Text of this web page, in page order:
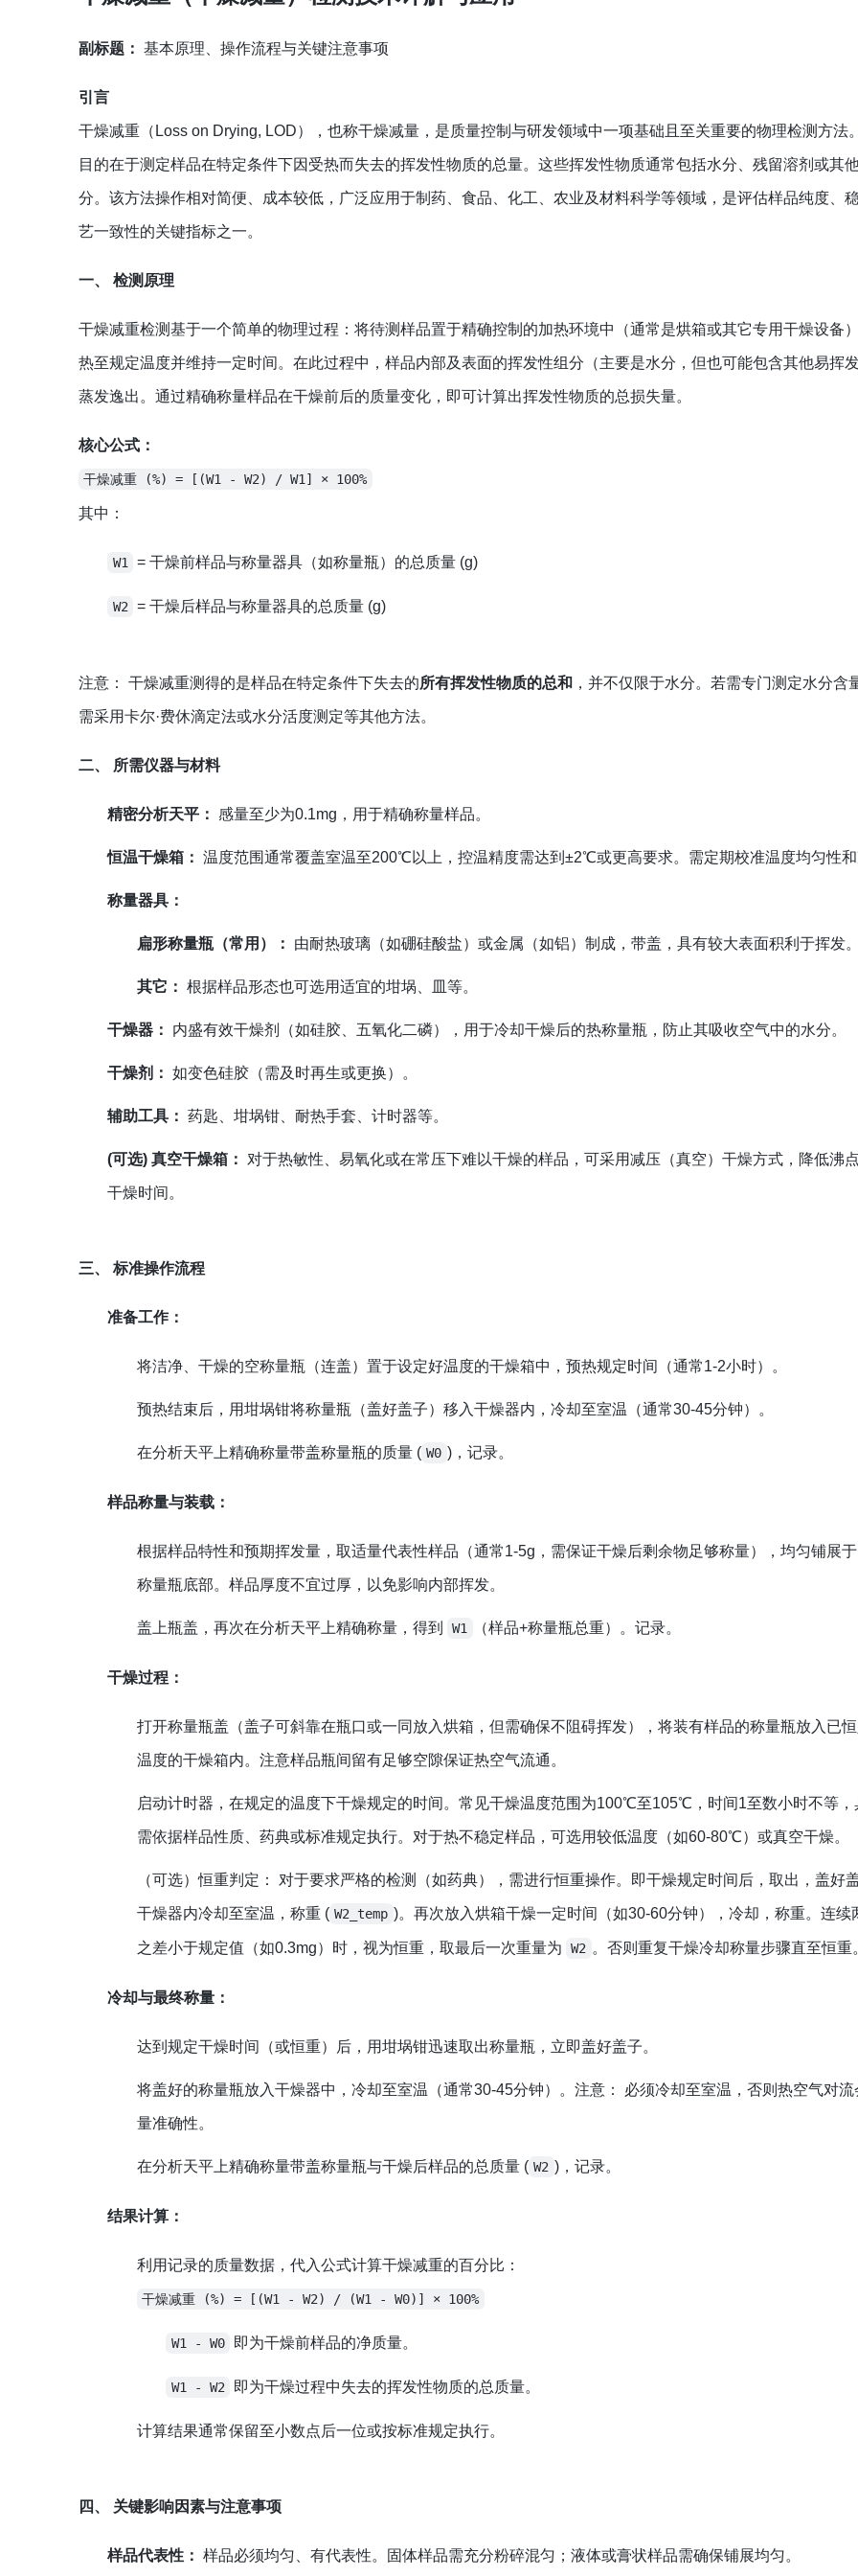
副标题： 基本原理、操作流程与关键注意事项
引言
干燥减重（Loss on Drying, LOD），也称干燥减量，是质量控制与研发领域中一项基础且至关重要的物理检测方法
目的在于测定样品在特定条件下因受热而失去的挥发性物质的总量。这些挥发性物质通常包括水分、残留溶剂或其
分。该方法操作相对简便、成本较低，广泛应用于制药、食品、化工、农业及材料科学等领域，是评估样品纯度、
艺一致性的关键指标之一。
一、 检测原理
干燥减重检测基于一个简单的物理过程：将待测样品置于精确控制的加热环境中（通常是烘箱或其它专用干燥设备
热至规定温度并维持一定时间。在此过程中，样品内部及表面的挥发性组分（主要是水分，但也可能包含其他易挥
蒸发逸出。通过精确称量样品在干燥前后的质量变化，即可计算出挥发性物质的总损失量。
核心公式：
干燥减重 (%) = [(W1 - W2) / W1] × 100%
其中：
W1 = 干燥前样品与称量器具（如称量瓶）的总质量 (g)
W2 = 干燥后样品与称量器具的总质量 (g)
注意： 干燥减重测得的是样品在特定条件下失去的所有挥发性物质的总和 ，并不仅限于水分。若需专门测定水分含
需采用卡尔·费休滴定法或水分活度测定等其他方法。
二、 所需仪器与材料
精密分析天平： 感量至少为0.1mg，用于精确称量样品。
恒温干燥箱： 温度范围通常覆盖室温至200℃以上，控温精度需达到±2℃或更高要求。需定期校准温度均匀性和
称量器具：
扁形称量瓶（常用）： 由耐热玻璃（如硼硅酸盐）或金属（如铝）制成，带盖，具有较大表面积利于挥发。
其它： 根据样品形态也可选用适宜的坩埚、皿等。
干燥器： 内盛有效干燥剂（如硅胶、五氧化二磷），用于冷却干燥后的热称量瓶，防止其吸收空气中的水分。
干燥剂： 如变色硅胶（需及时再生或更换）。
辅助工具： 药匙、坩埚钳、耐热手套、计时器等。
(可选) 真空干燥箱： 对于热敏性、易氧化或在常压下难以干燥的样品，可采用减压（真空）干燥方式，降低沸
干燥时间。
三、 标准操作流程
准备工作：
将洁净、干燥的空称量瓶（连盖）置于设定好温度的干燥箱中，预热规定时间（通常1-2小时）。
预热结束后，用坩埚钳将称量瓶（盖好盖子）移入干燥器内，冷却至室温（通常30-45分钟）。
在分析天平上精确称量带盖称量瓶的质量 ( W0 )，记录。
样品称量与装载：
根据样品特性和预期挥发量，取适量代表性样品（通常1-5g，需保证干燥后剩余物足够称量），均匀铺展
称量瓶底部。样品厚度不宜过厚，以免影响内部挥发。
盖上瓶盖，再次在分析天平上精确称量，得到 W1 （样品+称量瓶总重）。记录。
干燥过程：
打开称量瓶盖（盖子可斜靠在瓶口或一同放入烘箱，但需确保不阻碍挥发），将装有样品的称量瓶放入已
温度的干燥箱内。注意样品瓶间留有足够空隙保证热空气流通。
启动计时器，在规定的温度下干燥规定的时间。常见干燥温度范围为100℃至105℃，时间1至数小时不等，
需依据样品性质、药典或标准规定执行。对于热不稳定样品，可选用较低温度（如60-80℃）或真空干燥。
（可选）恒重判定： 对于要求严格的检测（如药典），需进行恒重操作。即干燥规定时间后，取出，盖好
干燥器内冷却至室温，称重 ( W2_temp )。再次放入烘箱干燥一定时间（如30-60分钟），冷却，称重。连续
之差小于规定值（如0.3mg）时，视为恒重，取最后一次重量为 W2 。否则重复干燥冷却称量步骤直至恒重
冷却与最终称量：
达到规定干燥时间（或恒重）后，用坩埚钳迅速取出称量瓶，立即盖好盖子。
将盖好的称量瓶放入干燥器中，冷却至室温（通常30-45分钟）。 注意： 必须冷却至室温，否则热空气对
量准确性。
在分析天平上精确称量带盖称量瓶与干燥后样品的总质量 ( W2 )，记录。
结果计算：
利用记录的质量数据，代入公式计算干燥减重的百分比：
干燥减重 (%) = [(W1 - W2) / (W1 - W0)] × 100%
W1 - W0 即为干燥前样品的净质量。
W1 - W2 即为干燥过程中失去的挥发性物质的总质量。
计算结果通常保留至小数点后一位或按标准规定执行。
四、 关键影响因素与注意事项
样品代表性： 样品必须均匀、有代表性。固体样品需充分粉碎混匀；液体或膏状样品需确保铺展均匀。